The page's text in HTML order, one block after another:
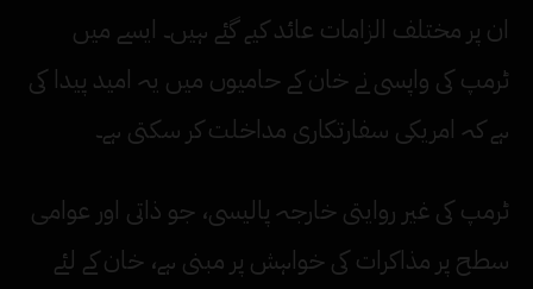
ان پر مختلف الزامات عائد کیے گئے ہیں۔ ایسے میں
ٹرمپ کی واپسی نے خان کے حامیوں میں یہ امید پیدا کی
ہے کہ امریکی سفارتکاری مداخلت کر سکتی ہے۔
ٹرمپ کی غیر روایتی خارجہ پالیسی، جو ذاتی اور عوامی
سطح پر مذاکرات کی خواہش پر مبنی ہے، خان کے لئے